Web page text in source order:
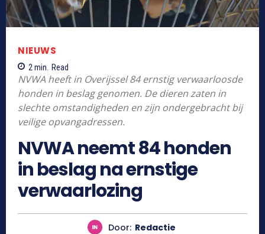
NIEUWS
2min. Read
NVWA heeft in Overijssel 84 ernstig verwaarloosde
honden in beslag genomen. De dieren zaten in
slechte omstandigheden en zijn ondergebracht bij
veilige opvangadressen.
NVWA neemt 84 honden
in beslag na ernstige
verwaarlozing
Door: Redactie